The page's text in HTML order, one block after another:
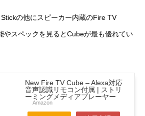
の他にスピーカー内蔵のFire TV
やスペックを見るとCubeが最も優れてい
New Fire TV Cube – Alexa対応
音声認識リモコン付属 | ストリ
ーミングメディアプレーヤー
Amazon